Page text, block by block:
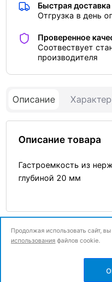
Быстрая доставка
Отгрузка в день
Проверенное
Соотвествует
производителя
Описание
Описание товара
Гастроемкость из
глубиной 20 мм
Политика конфиденциальности
Продолжая использовать сайт,
использования файлов cookie.